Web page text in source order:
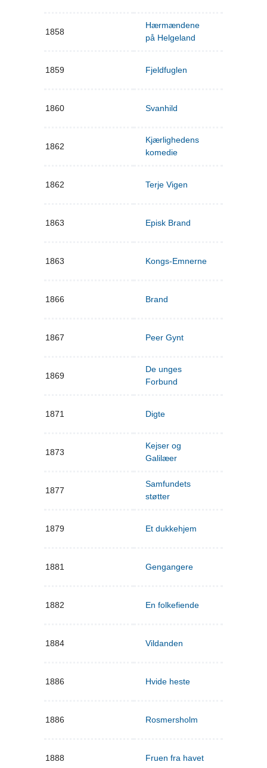
1858
Hærmændene
på Helgeland
1859 Fjeldfuglen
1860 Svanhild
1862
Kjærlighedens
komedie
1862 Terje Vigen
1863 Episk Brand
1863 Kongs-Emnerne
1866 Brand
1867 Peer Gynt
1869
De unges
Forbund
1871 Digte
1873
Kejser og
Galilæer
1877
Samfundets
støtter
1879 Et dukkehjem
1881 Gengangere
1882 En folkefiende
1884 Vildanden
1886 Hvide heste
1886 Rosmersholm
1888 Fruen fra havet